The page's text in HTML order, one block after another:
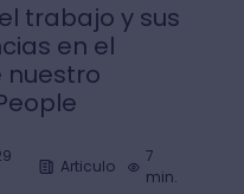
trabajo y sus
en el
nuestro
Articulo
7
min.